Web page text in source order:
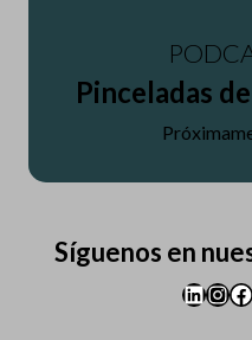
Pinceladas
Síguenos en